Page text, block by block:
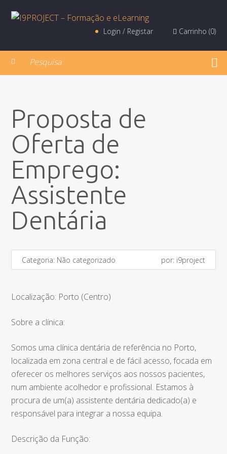
Login / Registar Carrinho (0)
Proposta de
Oferta de
Emprego:
Assistente
Dentária
Categoria: Não categorizado por: i9project
Localização: Porto (Centro)
Sobre a clínica:
Somos uma clínica dentária de referência no Porto,
localizada em zona central e de fácil acesso, focada em
oferecer os melhores serviços aos nossos pacientes,
num ambiente acolhedor e profissional. Estamos à
procura de um(a) assistente dentária dedicado(a) e
responsável para integrar a nossa equipa.
Descrição da Função: